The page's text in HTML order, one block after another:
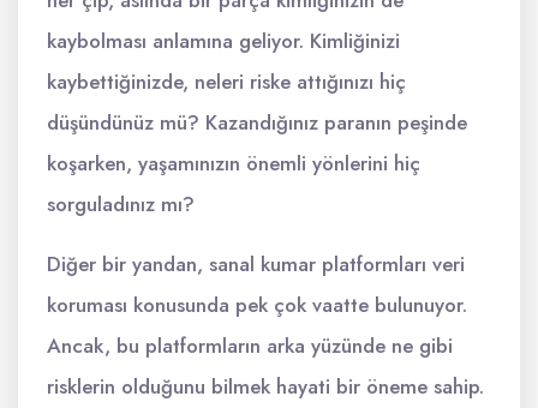
kaybolması anlamına geliyor. Kimliğinizi
kaybettiğinizde, neleri riske attığınızı hiç
düşündünüz mü? Kazandığınız paranın peşinde
koşarken, yaşamınızın önemli yönlerini hiç
sorguladınız mı?
Diğer bir yandan, sanal kumar platformları veri
koruması konusunda pek çok vaatte bulunuyor.
Ancak, bu platformların arka yüzünde ne gibi
risklerin olduğunu bilmek hayati bir öneme sahip.